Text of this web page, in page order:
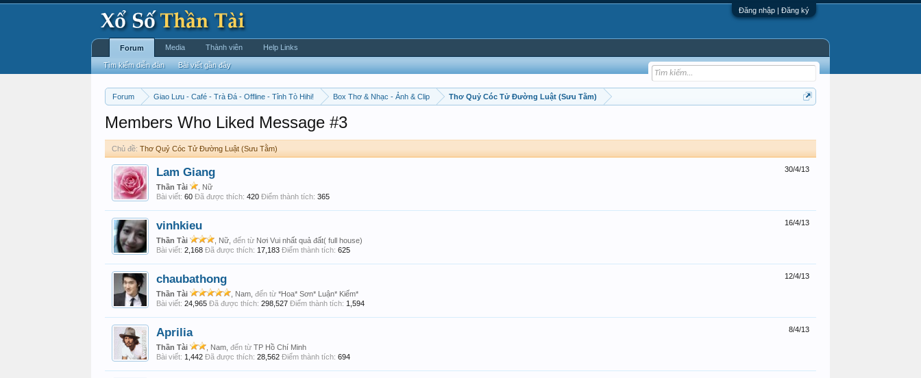
Đăng nhập | Đăng ký
Forum Giao Lưu - Café - Trà Đá - Offline - Tỉnh Tò Hihi! Box Thơ & Nhạc - Ảnh & Clip Thơ Quỷ Cóc Tử Đường Luật (Sưu Tằm)
Members Who Liked Message #3
Chủ đề: Thơ Quỷ Cóc Tử Đường Luật (Sưu Tằm)
30/4/13
Lam Giang
Thần Tài
, Nữ
Bài viết: 60 Đã được thích: 420 Điểm thành tích: 365
16/4/13
vinhkieu
Thần Tài , Nữ, đến từ Nơi Vui nhất quả đất( full house)
Bài viết: 2,168 Đã được thích: 17,183 Điểm thành tích: 625
12/4/13
chaubathong
Thần Tài , Nam, đến từ *Hoa* Sơn* Luận* Kiếm*
Bài viết: 24,965 Đã được thích: 298,527 Điểm thành tích: 1,594
8/4/13
Aprilia
Thần Tài , Nam, đến từ TP Hồ Chí Minh
Bài viết: 1,442 Đã được thích: 28,562 Điểm thành tích: 694
Forum
Tìm kiếm diễn đàn Bài viết gần đây
Media Thành viên Help Links